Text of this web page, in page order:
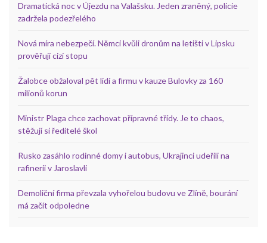
Dramatická noc v Újezdu na Valašsku. Jeden zraněný, policie
zadržela podezřelého
Nová míra nebezpečí. Němci kvůli dronům na letišti v Lipsku
prověřují cizí stopu
Žalobce obžaloval pět lidí a firmu v kauze Bulovky za 160
milionů korun
Ministr Plaga chce zachovat přípravné třídy. Je to chaos,
stěžují si ředitelé škol
Rusko zasáhlo rodinné domy i autobus, Ukrajinci udeřili na
rafinerii v Jaroslavli
Demoliční firma převzala vyhořelou budovu ve Zlíně, bourání
má začít odpoledne